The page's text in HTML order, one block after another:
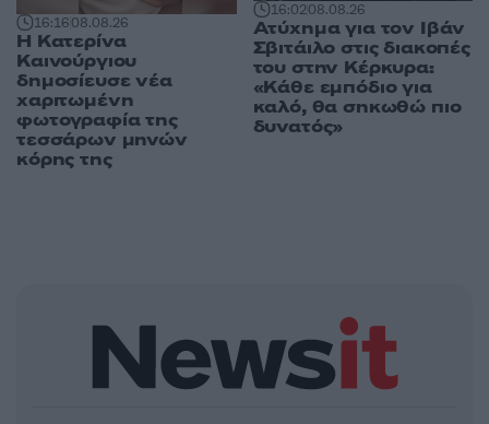
16:1608.08.26
Η Κατερίνα
Καινούργιου
δημοσίευσε νέα
χαριτωμένη
φωτογραφία της
τεσσάρων μηνών
κόρης της
16:0208.08.26
Ατύχημα για τον Ιβάν
Σβιτάιλο στις διακοπές
του στην Κέρκυρα:
«Κάθε εμπόδιο για
καλό, θα σηκωθώ πιο
δυνατός»